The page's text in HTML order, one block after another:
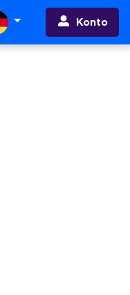
Konto